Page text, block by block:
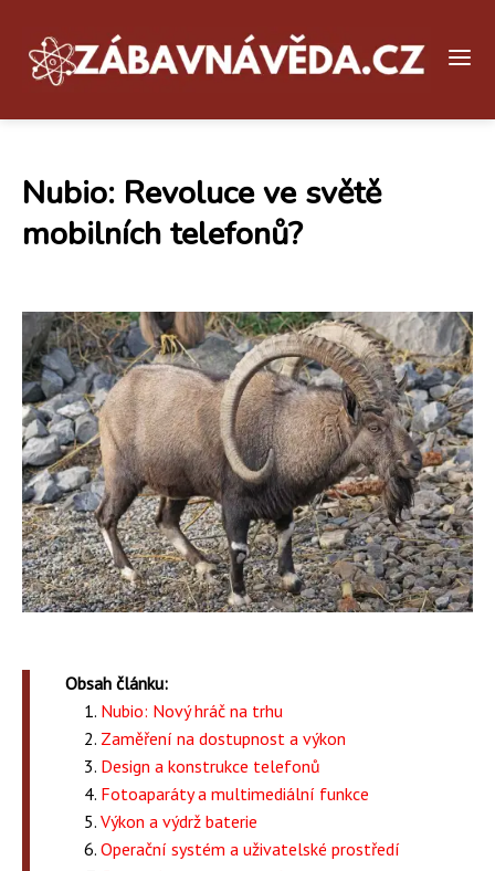
Nubio: Revoluce ve světě
mobilních telefonů?
Obsah článku:
Nubio: Nový hráč na trhu
Zaměření na dostupnost a výkon
Design a konstrukce telefonů
Fotoaparáty a multimediální funkce
Výkon a výdrž baterie
Operační systém a uživatelské prostředí